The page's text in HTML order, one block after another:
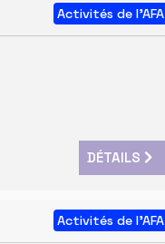
Activités de l'AFA
DÉTAILS
Activités de l'AFA